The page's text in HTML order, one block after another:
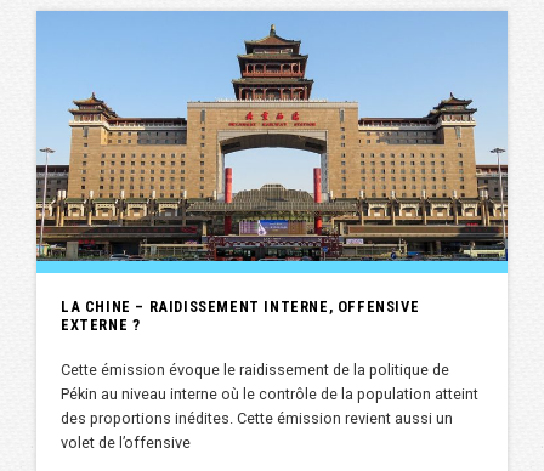
LA CHINE – RAIDISSEMENT INTERNE, OFFENSIVE
EXTERNE ?
Cette émission évoque le raidissement de la politique de
Pékin au niveau interne où le contrôle de la population atteint
des proportions inédites. Cette émission revient aussi un
volet de l’offensive